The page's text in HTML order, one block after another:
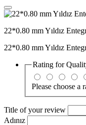
22*0.80 mm Yıldız
22*0.80 mm Yıldız
Rating for
Please choose a
Title of your review
Adınız